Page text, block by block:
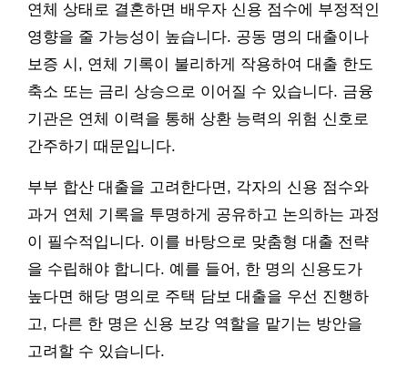
연체 상태로 결혼하면 배우자 신용 점수에 부정적인
영향을 줄 가능성이 높습니다. 공동 명의 대출이나
보증 시, 연체 기록이 불리하게 작용하여 대출 한도
축소 또는 금리 상승으로 이어질 수 있습니다. 금융
기관은 연체 이력을 통해 상환 능력의 위험 신호로
간주하기 때문입니다.
부부 합산 대출을 고려한다면, 각자의 신용 점수와
과거 연체 기록을 투명하게 공유하고 논의하는 과정
이 필수적입니다. 이를 바탕으로 맞춤형 대출 전략
을 수립해야 합니다. 예를 들어, 한 명의 신용도가
높다면 해당 명의로 주택 담보 대출을 우선 진행하
고, 다른 한 명은 신용 보강 역할을 맡기는 방안을
고려할 수 있습니다.